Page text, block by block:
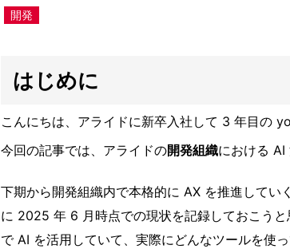
開発
はじめに
こんにちは、アライドに新卒入社して 3 年目の
今回の記事では、アライドの開発組織における AI
下期から開発組織内で本格的に AX を推進してい
に 2025 年 6 月時点での現状を記録しておこう
でAI を活用していて、実際にどんなツールを使